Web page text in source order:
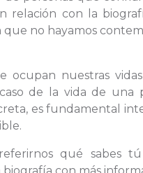
relación con la
no hayamos
ocupan nuestras
de la vida de una
es fundamental
qué sabes